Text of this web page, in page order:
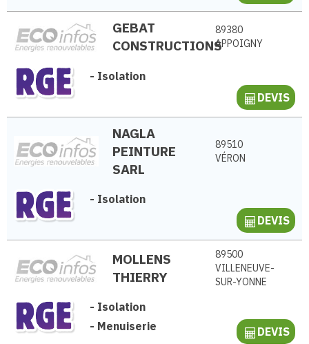
GEBAT
CONSTRUCTIONS
89380
APPOIGNY
- Isolation
DEVIS
NAGLA
PEINTURE
SARL
89510
VÉRON
- Isolation
DEVIS
MOLLENS
THIERRY
89500
VILLENEUVE-
SUR-YONNE
- Isolation
- Menuiserie DEVIS